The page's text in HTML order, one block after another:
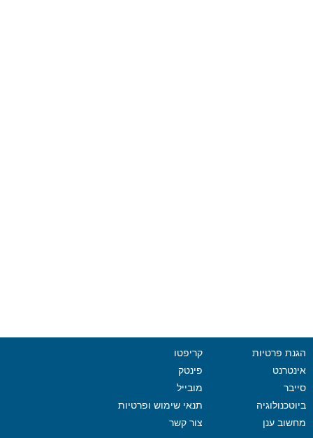
הגנת פרטיות
אינטרנט
סייבר
ביוטכנולוגיה
מחשוב ענן
קריפטו
פינטק
מובייל
תנאי שימוש ופרטיות
צור קשר